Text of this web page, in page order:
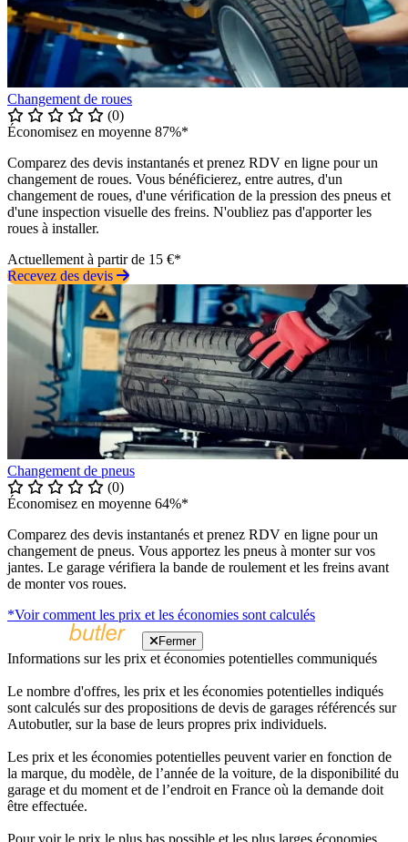
Changement de roues
(0)
Économisez en moyenne 87%*
Comparez des devis instantanés et prenez RDV en ligne pour un
changement de roues. Vous bénéficierez, entre autres, d'un
changement de roues, d'une vérification de la pression des pneus et
d'une inspection visuelle des freins. N'oubliez pas d'apporter les
roues à installer.
Actuellement à partir de 15 €*
Recevez des devis
Changement de pneus
(0)
Économisez en moyenne 64%*
Comparez des devis instantanés et prenez RDV en ligne pour un
changement de pneus. Vous apportez les pneus à monter sur vos
jantes. Le garage vérifiera la bande de roulement et les freins avant
de monter vos roues.
*Voir comment les prix et les économies sont calculés
Fermer
Informations sur les prix et économies potentielles communiqués
Le nombre d'offres, les prix et les économies potentielles indiqués
sont calculés sur des propositions de devis de garages référencés sur
Autobutler, sur la base de leurs propres prix individuels.
Les prix et les économies potentielles peuvent varier en fonction de
la marque, du modèle, de l’année de la voiture, de la disponibilité du
garage et du moment et de l’endroit en France où la demande doit
être effectuée.
Pour voir le prix le plus bas possible et les plus larges économies